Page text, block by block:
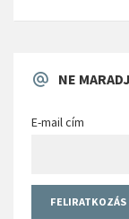
NE
E-mail cím